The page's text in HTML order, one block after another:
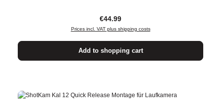
Regular price:
€44.99
Prices incl. VAT plus shipping costs
Add to shopping cart